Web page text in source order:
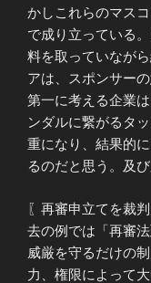
かしこれらのマス
で成り立っている
料を取っていなが
アは、スポンサー
第一に考える企業
ンダルに繋がるタ
重になり、結果的
るのだと思う。及
〖再審申立てを裁
去の例では「再審
威厳を守るだけの
力、権限によって